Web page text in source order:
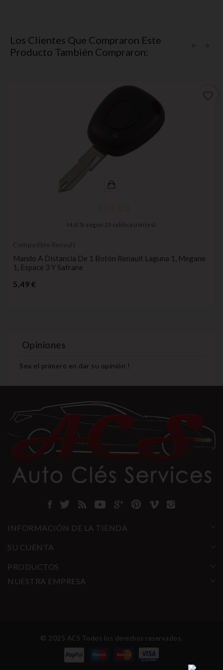
Los Clientes Que Compraron Este
Producto También Compraron:
( 4,4/ 5) según 25 calificación(es)
Compatible Renault
Mando A Distancia De 1 Botón Renault Laguna 1, Megane
1, Espace 3 Y Safrane
5,49 €
Opiniones
Sea el primero en dar su opinión !
INFORMACIÓN DE LA TIENDA
SU CUENTA
PRODUCTOS
NUESTRA EMPRESA
© 2025 ACS Todos los derechos reservados.